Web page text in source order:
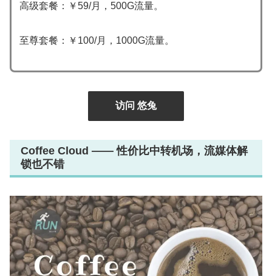
高级套餐：￥59/月，500G流量。
至尊套餐：￥100/月，1000G流量。
访问 悠兔
Coffee Cloud —— 性价比中转机场，流媒体解
锁也不错